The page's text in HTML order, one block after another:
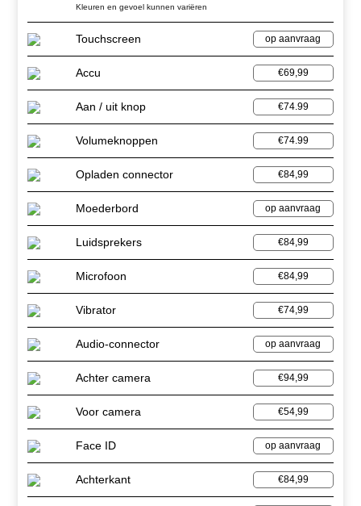
Kleuren en gevoel kunnen variëren
Touchscreen op aanvraag
Accu €69,99
Aan / uit knop €74.99
Volumeknoppen €74.99
Opladen connector €84,99
Moederbord op aanvraag
Luidsprekers €84,99
Microfoon €84,99
Vibrator €74,99
Audio-connector op aanvraag
Achter camera €94,99
Voor camera €54,99
Face ID op aanvraag
Achterkant €84,99